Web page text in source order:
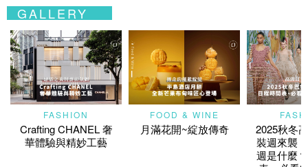
GALLERY
FASHION
Crafting CHANEL 奢
華體驗與精妙工藝
FOOD & WINE
月滿花開~綻放傳奇
2025秋冬
裝週來襲
週是什麼